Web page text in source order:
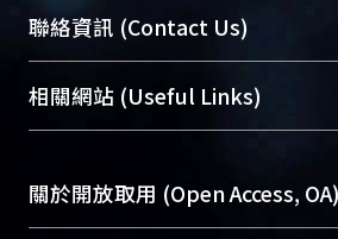
臺大位居世界頂尖大學之列，為
展現本校豐碩的研究成果及學術
機構典藏（NTUR）與學術庫（
台，成為臺大學術典藏NTU
成果。
To permanently archive and
聯絡資訊 (Contact Us)
總館學科館員(Main Library)
醫學圖書館學科館員(Medical
Sciences Library)
相關網站 (Useful Links)
關於開放取用 (Open Access, OA)